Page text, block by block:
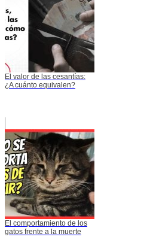
El valor de las cesantías:
¿A cuánto equivalen?
El comportamiento de los
gatos frente a la muerte